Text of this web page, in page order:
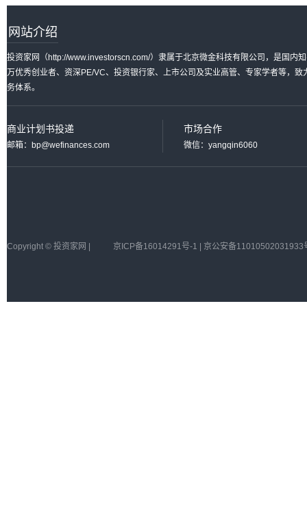
网站介绍
投资家网（http://www.investorscn.com/）隶属于北京微金科技有限公司，是国内
万优秀创业者、资深PE/VC、投资银行家、上市公司及实业高管、专家学者等，
务体系。
商业计划书投递
邮箱：bp@wefinances.com
市场合作
微信：yangqin6060
Copyright © 投资家网 | 京ICP备16014291号-1 | 京公安备11010502031933